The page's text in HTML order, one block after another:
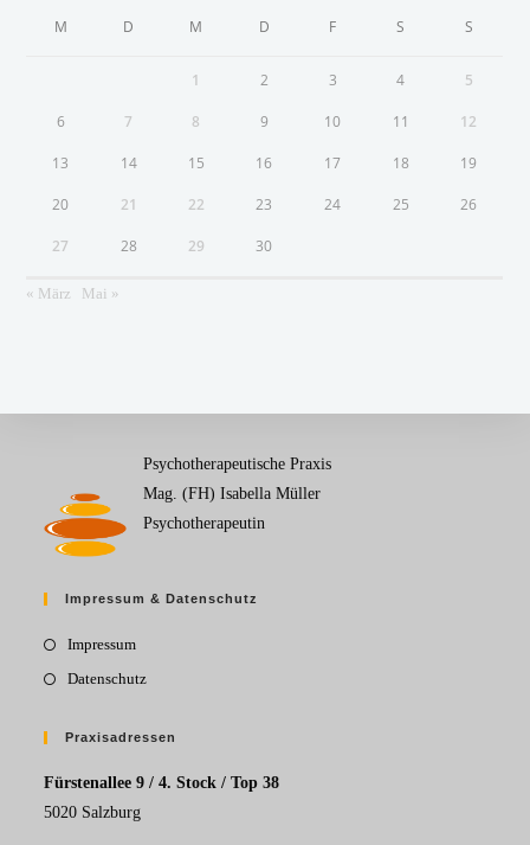
M D M D F S S
1 2 3 4 5
6 7 8 9 10 11 12
13 14 15 16 17 18 19
20 21 22 23 24 25 26
27 28 29 30
« März Mai »
Psychotherapeutische Praxis
Mag. (FH) Isabella Müller
Psychotherapeutin
Impressum & Datenschutz
Impressum
Datenschutz
Praxisadressen
Fürstenallee 9 / 4. Stock / Top 38
5020 Salzburg